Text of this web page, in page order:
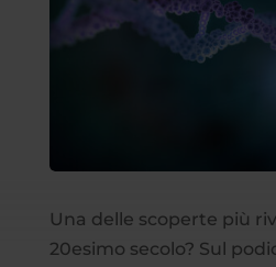
Una delle scoperte più
20esimo secolo? Sul